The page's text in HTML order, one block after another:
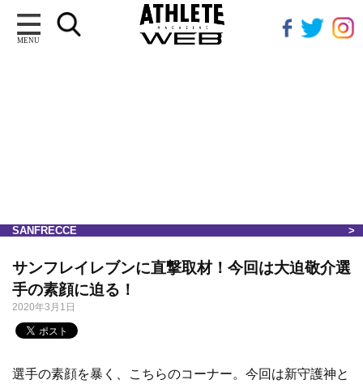
MENU
SANFRECCE
サンフレイレブンに直撃取材！今回は大迫敬介選
手の素顔に迫る！
2020年3月1日
選手の素顔を暴く、こちらのコーナー。今回は新守護神と